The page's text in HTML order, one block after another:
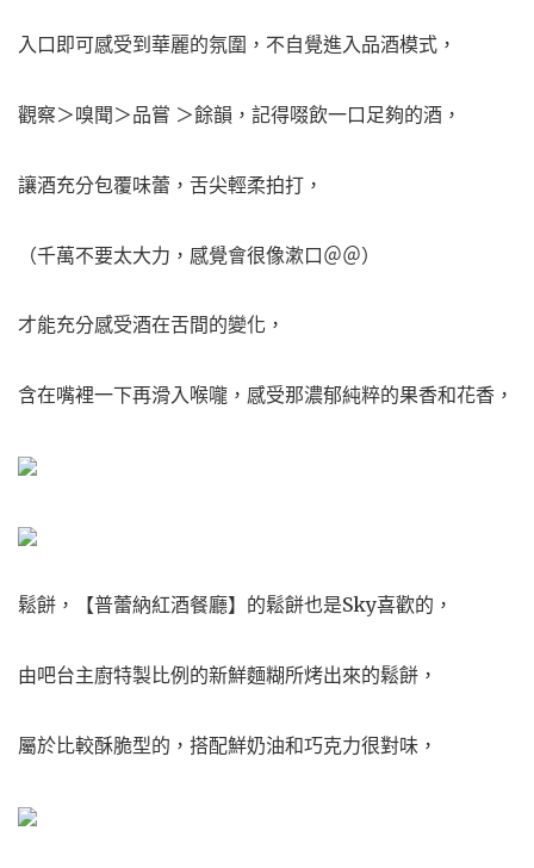
入口即可感受到華麗的氛圍，不自覺進入品酒模式，
觀察＞嗅聞＞品嘗 ＞餘韻，記得啜飲一口足夠的酒，
讓酒充分包覆味蕾，舌尖輕柔拍打，
（千萬不要太大力，感覺會很像漱口＠＠）
才能充分感受酒在舌間的變化，
含在嘴裡一下再滑入喉嚨，感受那濃郁純粹的果香和花香，
鬆餅，【普蕾納紅酒餐廳】的鬆餅也是Sky喜歡的，
由吧台主廚特製比例的新鮮麵糊所烤出來的鬆餅，
屬於比較酥脆型的，搭配鮮奶油和巧克力很對味，